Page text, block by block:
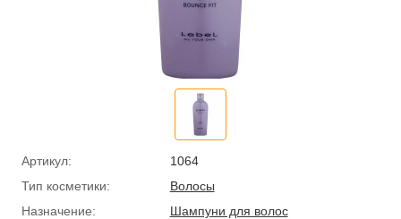
Артикул:
1064
Тип косметики:
Волосы
Назначение:
Шампуни для волос